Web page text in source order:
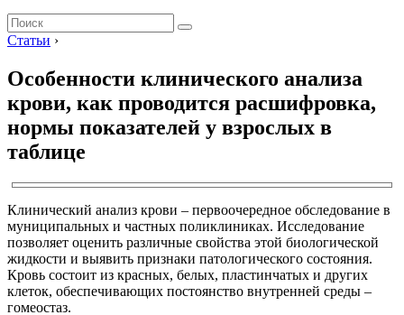
Search
for:
Статьи ›
Особенности клинического анализа
крови, как проводится расшифровка,
нормы показателей у взрослых в
таблице
Клинический анализ крови – первоочередное обследование в
муниципальных и частных поликлиниках. Исследование
позволяет оценить различные свойства этой биологической
жидкости и выявить признаки патологического состояния.
Кровь состоит из красных, белых, пластинчатых и других
клеток, обеспечивающих постоянство внутренней среды –
гомеостаз.